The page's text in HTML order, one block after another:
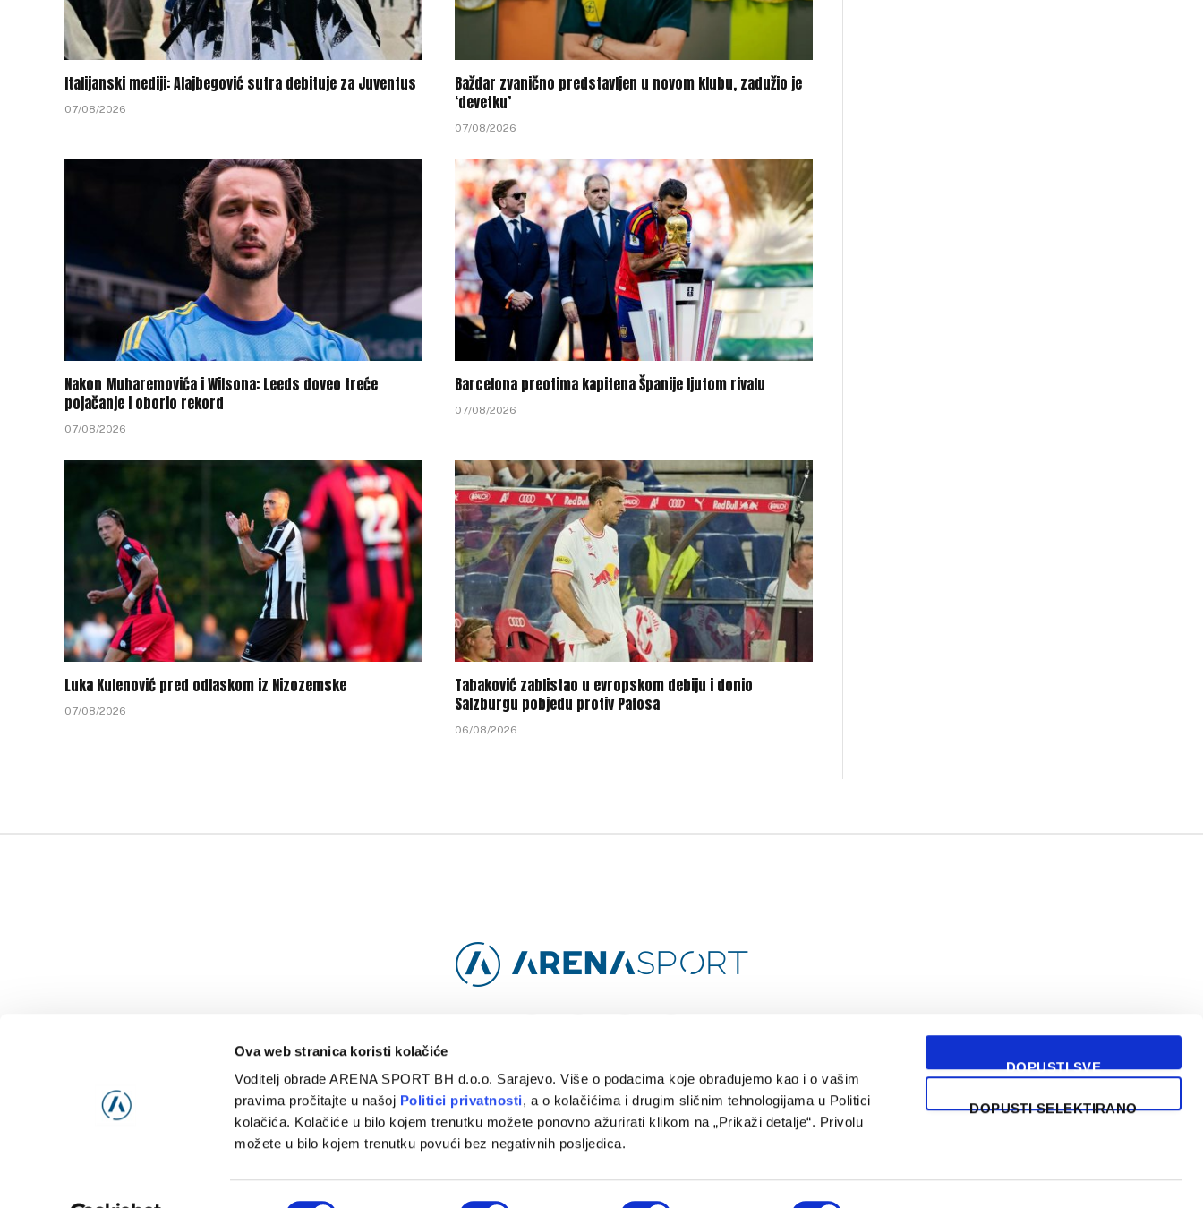
Ova web stranica koristi kolačiće
Voditelj obrade ARENA SPORT BH d.o.o. Sarajevo. Više o podacima koje obrađujemo kao i o vašim
pravima pročitajte u našoj Politici privatnosti, a o kolačićima i drugim sličnim tehnologijama u Politici
kolačića. Kolačiće u bilo kojem trenutku možete ponovno ažurirati klikom na „Prikaži detalje“. Privolu
možete u bilo kojem trenutku povući bez negativnih posljedica.
DOPUSTI SVE
DOPUSTI SELEKTIRANO
Italijanski mediji: Alajbegović sutra debituje za Juventus
07/08/2026
Baždar zvanično predstavljen u novom klubu, zadužio je
‘devetku’
07/08/2026
Nakon Muharemovića i Wilsona: Leeds doveo treće
pojačanje i oborio rekord
07/08/2026
Barcelona preotima kapitena Španije ljutom rivalu
07/08/2026
Luka Kulenović pred odlaskom iz Nizozemske
07/08/2026
Tabaković zablistao u evropskom debiju i donio
Salzburgu pobjedu protiv Pafosa
06/08/2026
NAJNOVIJE POLITIKA PRIVATNOSTI
© 2024 Arena Sport. Designed by